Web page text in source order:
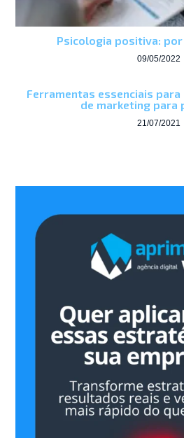
Psicologia positiva:
09/05/2022
Ferramentas essenciais
de marketing para
21/07/2021